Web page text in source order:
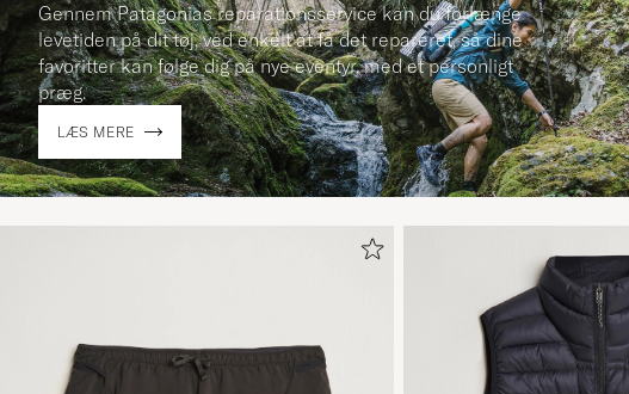
Gennem Patagonias reparationsservice kan du forlænge
levetiden på dit tøj, ved enkelt at få det repareret, så dine
favoritter kan følge dig på nye eventyr, med et personligt
præg.
LÆS MERE